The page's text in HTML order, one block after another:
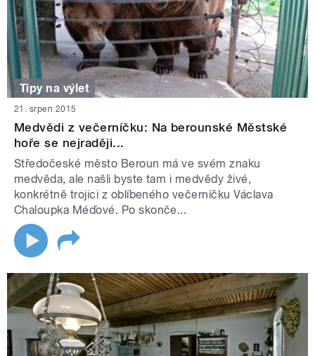
Tipy na výlet
21. srpen 2015
Medvědi z večerníčku: Na berounské Městské
hoře se nejraději...
Středočeské město Beroun má ve svém znaku
medvěda, ale našli byste tam i medvědy živé,
konkrétně trojici z oblíbeného večerníčku Václava
Chaloupka Méďové. Po skonče...